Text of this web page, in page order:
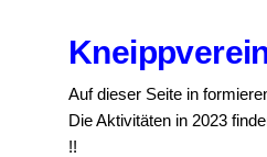
Auf dieser Seite in
Die Aktivitäten in 2023
!!